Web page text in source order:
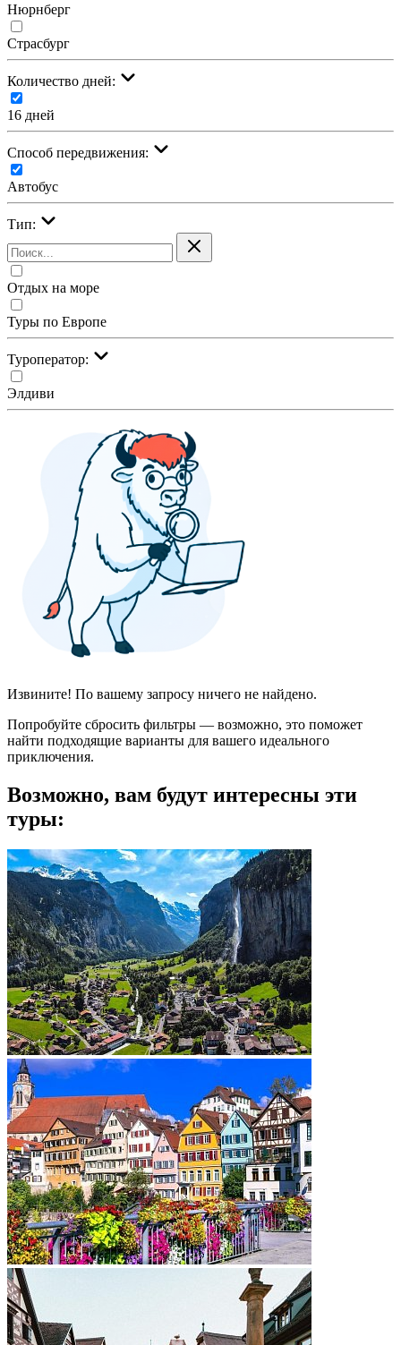
Нюрнберг
Страсбург
Количество дней:
16 дней
Cпособ передвижения:
Автобус
Тип:
Отдых на море
Туры по Европе
Туроператор:
Элдиви
Извините! По вашему запросу ничего не найдено.
Попробуйте сбросить фильтры — возможно, это поможет
найти подходящие варианты для вашего идеального
приключения.
Возможно, вам будут интересны эти
туры: